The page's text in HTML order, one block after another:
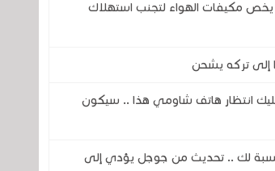
يخص مكيفات الهواء لتجنب استهلاك
انتظار هاتف شاومي هذا .. سيكون
لك .. تحديث من جوجل يؤدي إلى